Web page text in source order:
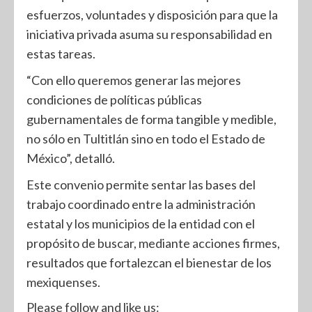
esfuerzos, voluntades y disposición para que la
iniciativa privada asuma su responsabilidad en
estas tareas.
“Con ello queremos generar las mejores
condiciones de políticas públicas
gubernamentales de forma tangible y medible,
no sólo en Tultitlán sino en todo el Estado de
México”, detalló.
Este convenio permite sentar las bases del
trabajo coordinado entre la administración
estatal y los municipios de la entidad con el
propósito de buscar, mediante acciones firmes,
resultados que fortalezcan el bienestar de los
mexiquenses.
Please follow and like us: